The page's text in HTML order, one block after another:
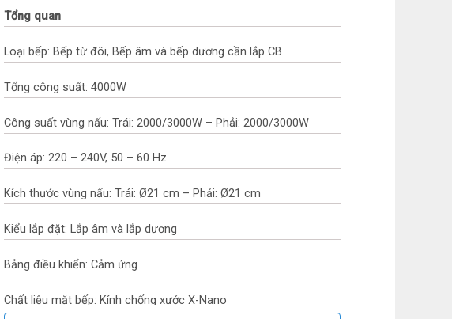
Tổng quan
Loại bếp: Bếp từ đôi, Bếp âm và bếp dương cần lắp CB
Tổng công suất: 4000W
Công suất vùng nấu: Trái: 2000/3000W – Phải: 2000/3000W
Điện áp: 220 – 240V, 50 – 60 Hz
Kích thước vùng nấu: Trái: Ø21 cm – Phải: Ø21 cm
Kiểu lắp đặt: Lắp âm và lắp dương
Bảng điều khiển: Cảm ứng
Chất liệu mặt bếp: Kính chống xước X-Nano